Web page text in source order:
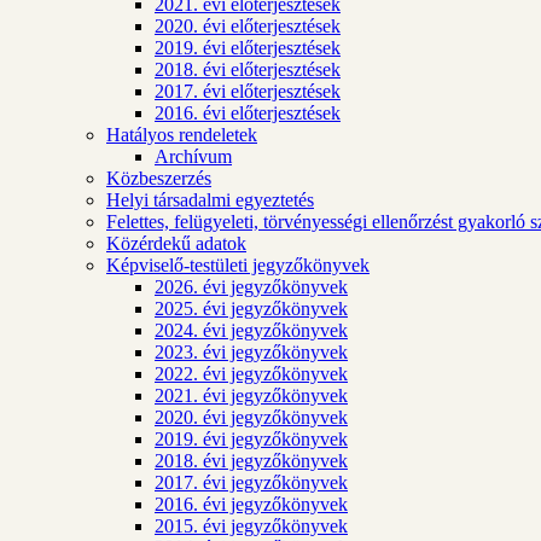
2021. évi előterjesztések
2020. évi előterjesztések
2019. évi előterjesztések
2018. évi előterjesztések
2017. évi előterjesztések
2016. évi előterjesztések
Hatályos rendeletek
Archívum
Közbeszerzés
Helyi társadalmi egyeztetés
Felettes, felügyeleti, törvényességi ellenőrzést gyakorló
Közérdekű adatok
Képviselő-testületi jegyzőkönyvek
2026. évi jegyzőkönyvek
2025. évi jegyzőkönyvek
2024. évi jegyzőkönyvek
2023. évi jegyzőkönyvek
2022. évi jegyzőkönyvek
2021. évi jegyzőkönyvek
2020. évi jegyzőkönyvek
2019. évi jegyzőkönyvek
2018. évi jegyzőkönyvek
2017. évi jegyzőkönyvek
2016. évi jegyzőkönyvek
2015. évi jegyzőkönyvek